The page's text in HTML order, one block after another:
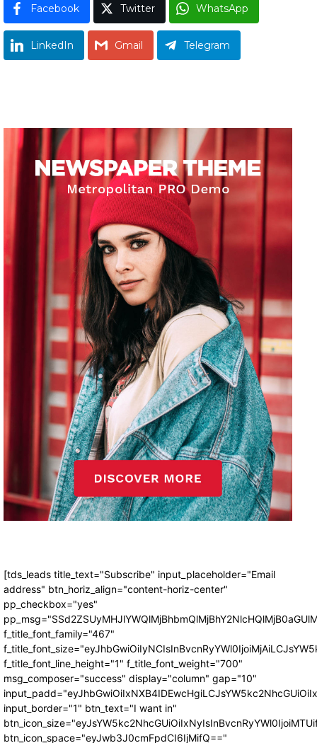
Facebook Twitter WhatsApp
LinkedIn Gmail Telegram
[tds_leads title_text="Subscribe" input_placeholder="Email
address" btn_horiz_align="content-horiz-center"
pp_checkbox="yes"
f_title_font_family="467"
f_title_font_line_height="1" f_title_font_weight="700"
msg_composer="success" display="column" gap="10"
input_border="1" btn_text="I want in"
btn_icon_space="eyJwb3J0cmFpdCI6IjMifQ=="